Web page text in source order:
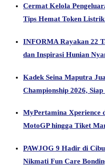
Cermat Kelola
Tips Hemat Token Listrik
INFORMA Rayakan 22
dan Inspirasi Hunian
Kadek Seina Maputra
Championship 2026,
MyPertamina Xperience
MotoGP hingga Tiket
PAWJOG 9 Hadir di
Nikmati Fun Care